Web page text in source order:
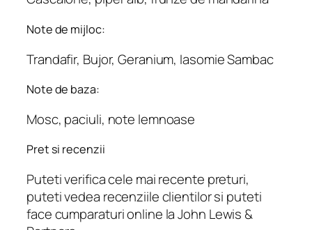
Note de mijloc:
Trandafir, Bujor, Geranium, Iasomie Sambac
Note de baza:
Mosc, paciuli, note lemnoase
Pret si recenzii
Puteti verifica cele mai recente preturi,
puteti vedea recenziile clientilor si puteti
face cumparaturi online la John Lewis &